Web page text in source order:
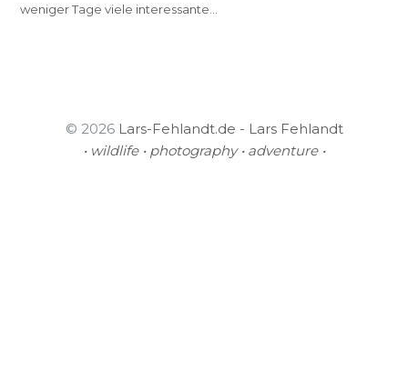
weniger Tage viele interessante…
© 2026 Lars-Fehlandt.de - Lars Fehlandt
• wildlife • photography • adventure •